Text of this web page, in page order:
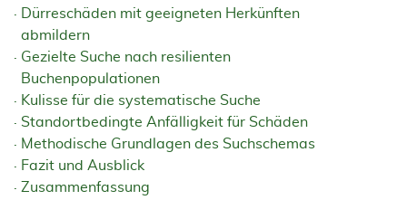
Dürreschäden mit geeigneten Herkünften
abmildern
Gezielte Suche nach resilienten
Buchenpopulationen
Kulisse für die systematische Suche
Standortbedingte Anfälligkeit für Schäden
Methodische Grundlagen des Suchschemas
Fazit und Ausblick
Zusammenfassung